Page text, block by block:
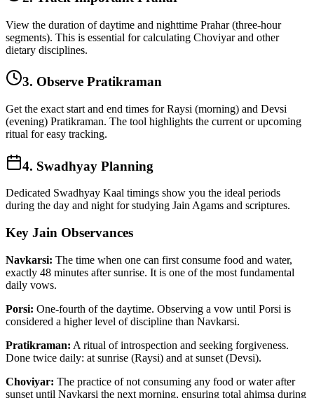
View the duration of daytime and nighttime Prahar (three-hour
segments). This is essential for calculating Choviyar and other
dietary disciplines.
3. Observe Pratikraman
Get the exact start and end times for Raysi (morning) and Devsi
(evening) Pratikraman. The tool highlights the current or upcoming
ritual for easy tracking.
4. Swadhyay Planning
Dedicated Swadhyay Kaal timings show you the ideal periods
during the day and night for studying Jain Agams and scriptures.
Key Jain Observances
Navkarsi: The time when one can first consume food and water,
exactly 48 minutes after sunrise. It is one of the most fundamental
daily vows.
Porsi: One-fourth of the daytime. Observing a vow until Porsi is
considered a higher level of discipline than Navkarsi.
Pratikraman: A ritual of introspection and seeking forgiveness.
Done twice daily: at sunrise (Raysi) and at sunset (Devsi).
Choviyar: The practice of not consuming any food or water after
sunset until Navkarsi the next morning, ensuring total ahimsa during